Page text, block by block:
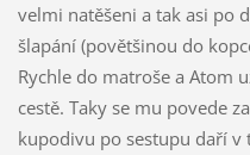
velmi natěšeni a tak asi po
šlapání (povětšinou do
Rychle do matroše a Atom
cestě. Taky se mu povede
kupodivu po sestupu daří v